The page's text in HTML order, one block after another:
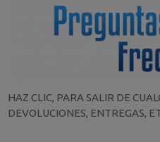
HAZ CLIC, PARA SALIR DE
DEVOLUCIONES, ENTREGAS,